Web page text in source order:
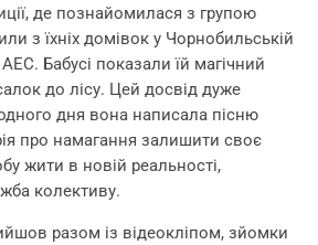
де познайомилася з групою
з їхніх домівок у Чорнобильській
Бабусі показали їй магічний
до лісу. Цей досвід дуже
дня вона написала пісню
про намагання залишити своє
жити в новій реальності,
колективу.
разом із відеокліпом, зйомки